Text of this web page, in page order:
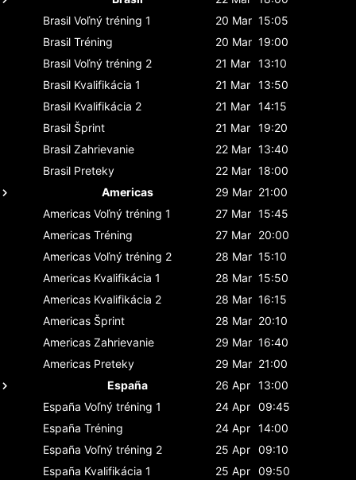
Brasil Voľný tréning 1 20 Mar 15:05
Brasil Tréning 20 Mar 19:00
Brasil Voľný tréning 2 21 Mar 13:10
Brasil Kvalifikácia 1 21 Mar 13:50
Brasil Kvalifikácia 2 21 Mar 14:15
Brasil Šprint 21 Mar 19:20
Brasil Zahrievanie 22 Mar 13:40
Brasil Preteky 22 Mar 18:00
Americas
29 Mar 21:00
Americas Voľný tréning 1 27 Mar 15:45
Americas Tréning 27 Mar 20:00
Americas Voľný tréning 2 28 Mar 15:10
Americas Kvalifikácia 1 28 Mar 15:50
Americas Kvalifikácia 2 28 Mar 16:15
Americas Šprint 28 Mar 20:10
Americas Zahrievanie 29 Mar 16:40
Americas Preteky 29 Mar 21:00
España
26 Apr 13:00
España Voľný tréning 1 24 Apr 09:45
España Tréning 24 Apr 14:00
España Voľný tréning 2 25 Apr 09:10
España Kvalifikácia 1 25 Apr 09:50